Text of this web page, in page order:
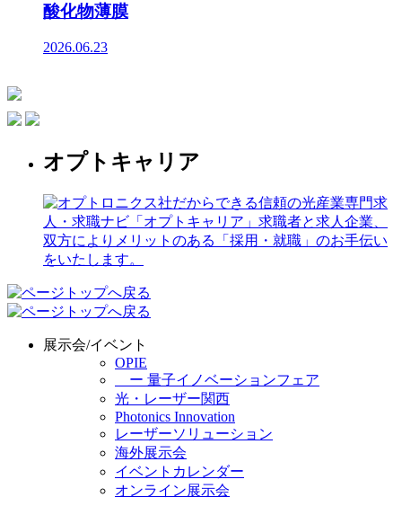
酸化物薄膜
2026.06.23
オプトキャリア
展示会/イベント
OPIE
ー 量子イノベーションフェア
光・レーザー関西
Photonics Innovation
レーザーソリューション
海外展示会
イベントカレンダー
オンライン展示会